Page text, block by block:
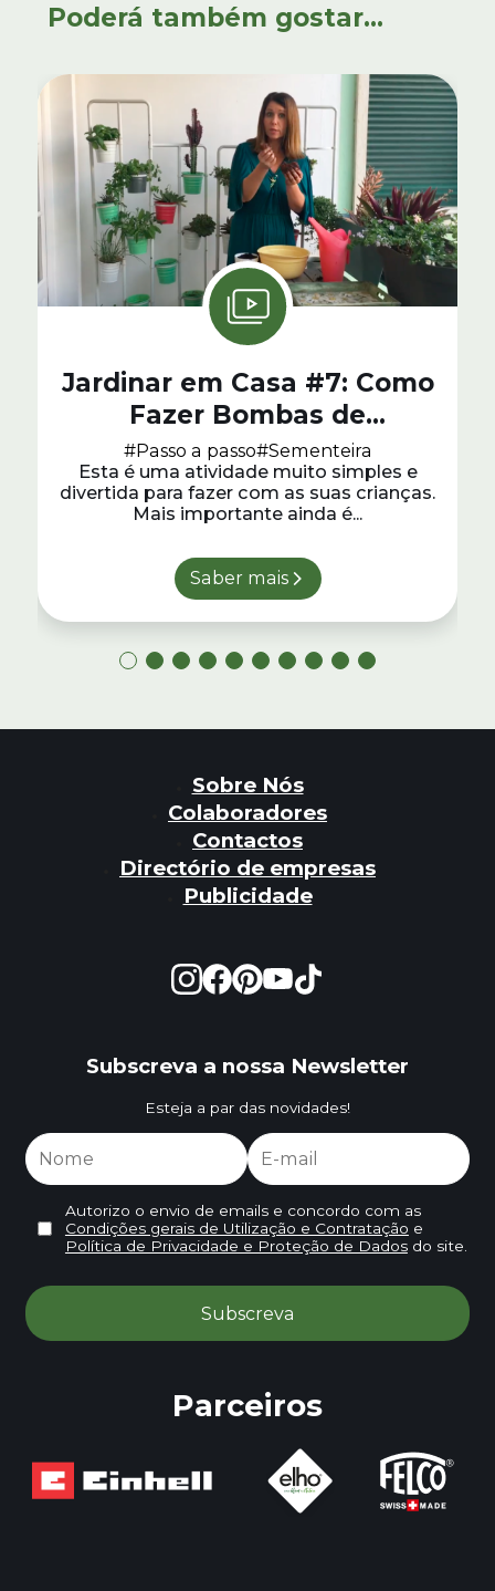
Poderá também gostar...
Jardinar em Casa #7: Como
Fazer Bombas de
Sementes
#Passo a passo#Sementeira
Esta é uma atividade muito simples e
divertida para fazer com as suas crianças.
Mais importante ainda é...
Saber mais
Sobre Nós
Colaboradores
Contactos
Directório de empresas
Publicidade
Subscreva a nossa Newsletter
Esteja a par das novidades!
Autorizo o envio de emails e concordo com as
Condições gerais de Utilização e Contratação e
Política de Privacidade e Proteção de Dadosdo site.
Parceiros